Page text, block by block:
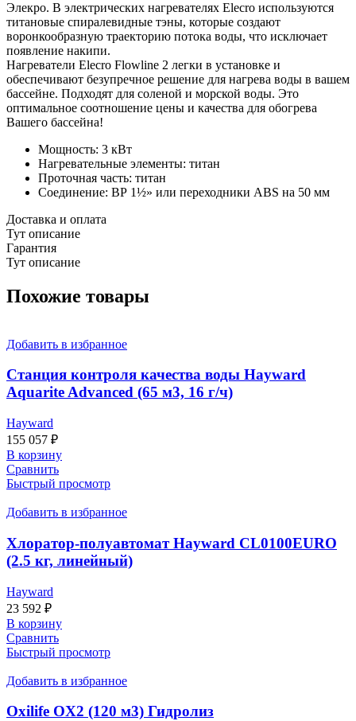
Элекро. В электрических нагревателях Elecro используются
титановые спиралевидные тэны, которые создают
воронкообразную траекторию потока воды, что исключает
появление накипи.
Нагреватели Elecro Flowline 2 легки в установке и
обеспечивают безупречное решение для нагрева воды в вашем
бассейне. Подходят для соленой и морской воды. Это
оптимальное соотношение цены и качества для обогрева
Вашего бассейна!
Мощность: 3 кВт
Нагревательные элементы: титан
Проточная часть: титан
Соединение: ВР 1½» или переходники ABS на 50 мм
Доставка и оплата
Тут описание
Гарантия
Тут описание
Похожие товары
Добавить в избранное
Станция контроля качества воды Hayward
Aquarite Advanced (65 м3, 16 г/ч)
Hayward
155 057 ₽
В корзину
Сравнить
Быстрый просмотр
Добавить в избранное
Хлоратор-полуавтомат Hayward CL0100EURO
(2.5 кг, линейный)
Hayward
23 592 ₽
В корзину
Сравнить
Быстрый просмотр
Добавить в избранное
Oxilife OX2 (120 м3) Гидролиз